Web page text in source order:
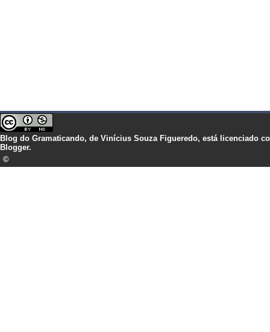
Blog do Gramaticando, de Vinícius Souza Figueredo, está licenciado
Blogger.
©